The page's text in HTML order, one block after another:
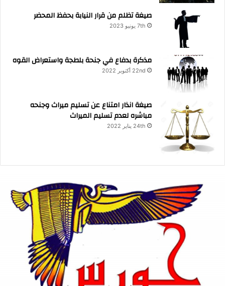
صيغة تظلم من قرار النيابة بحفظ المحضر
7th يونيو 2023
مذكرة بدفاع في جنحة بلطجة واستعراض القوه
22nd أكتوبر 2022
صيغة انذار امتناع عن تسليم ميراث وجنحه
مباشره لعدم تسليم الميراث
24th يناير 2022